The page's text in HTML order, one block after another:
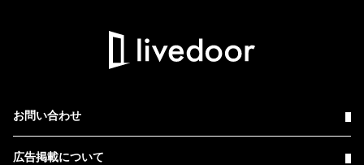
お問い合わせ
広告掲載について